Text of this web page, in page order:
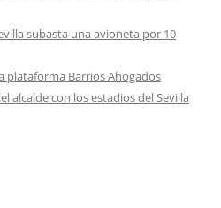
subasta una avioneta por 10
plataforma Barrios Ahogados
alcalde con los estadios del Sevilla